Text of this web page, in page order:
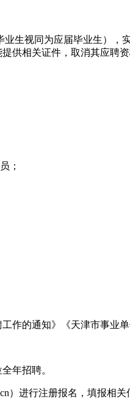
生视同为应届毕业生）
供相关证件，取消其应聘资
；
的通知》《天津市事业
年招聘。
）进行注册报名，填报相